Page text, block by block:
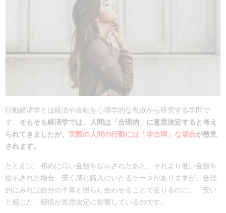
行動経済学とは経済や金融を心理学的な視点から研究する学問で
す。 そもそも経済学では、人間は「合理的」に意思決定すると考え
られてきましたが、 実際の人間の行動には「非合理」な場合が散見
されます。
たとえば、初めに高い金額を提示されたあと、それより低い金額を
提示された場合、安く感じ購入にいたるケースがありますが、合理
的にみれば自分の予算と照らし合わせることで足りるのに、「安い
と感じた」感情が意思決定に影響しているのです。